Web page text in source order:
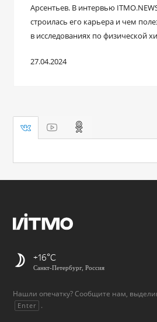
Арсентьев. В интервью
строилась его карьера и чем
в исследованиях по физической
27.04.2024
+16
Санкт-Петербург, Россия
Нашли опечатку? Сообщите нам,
Enter .